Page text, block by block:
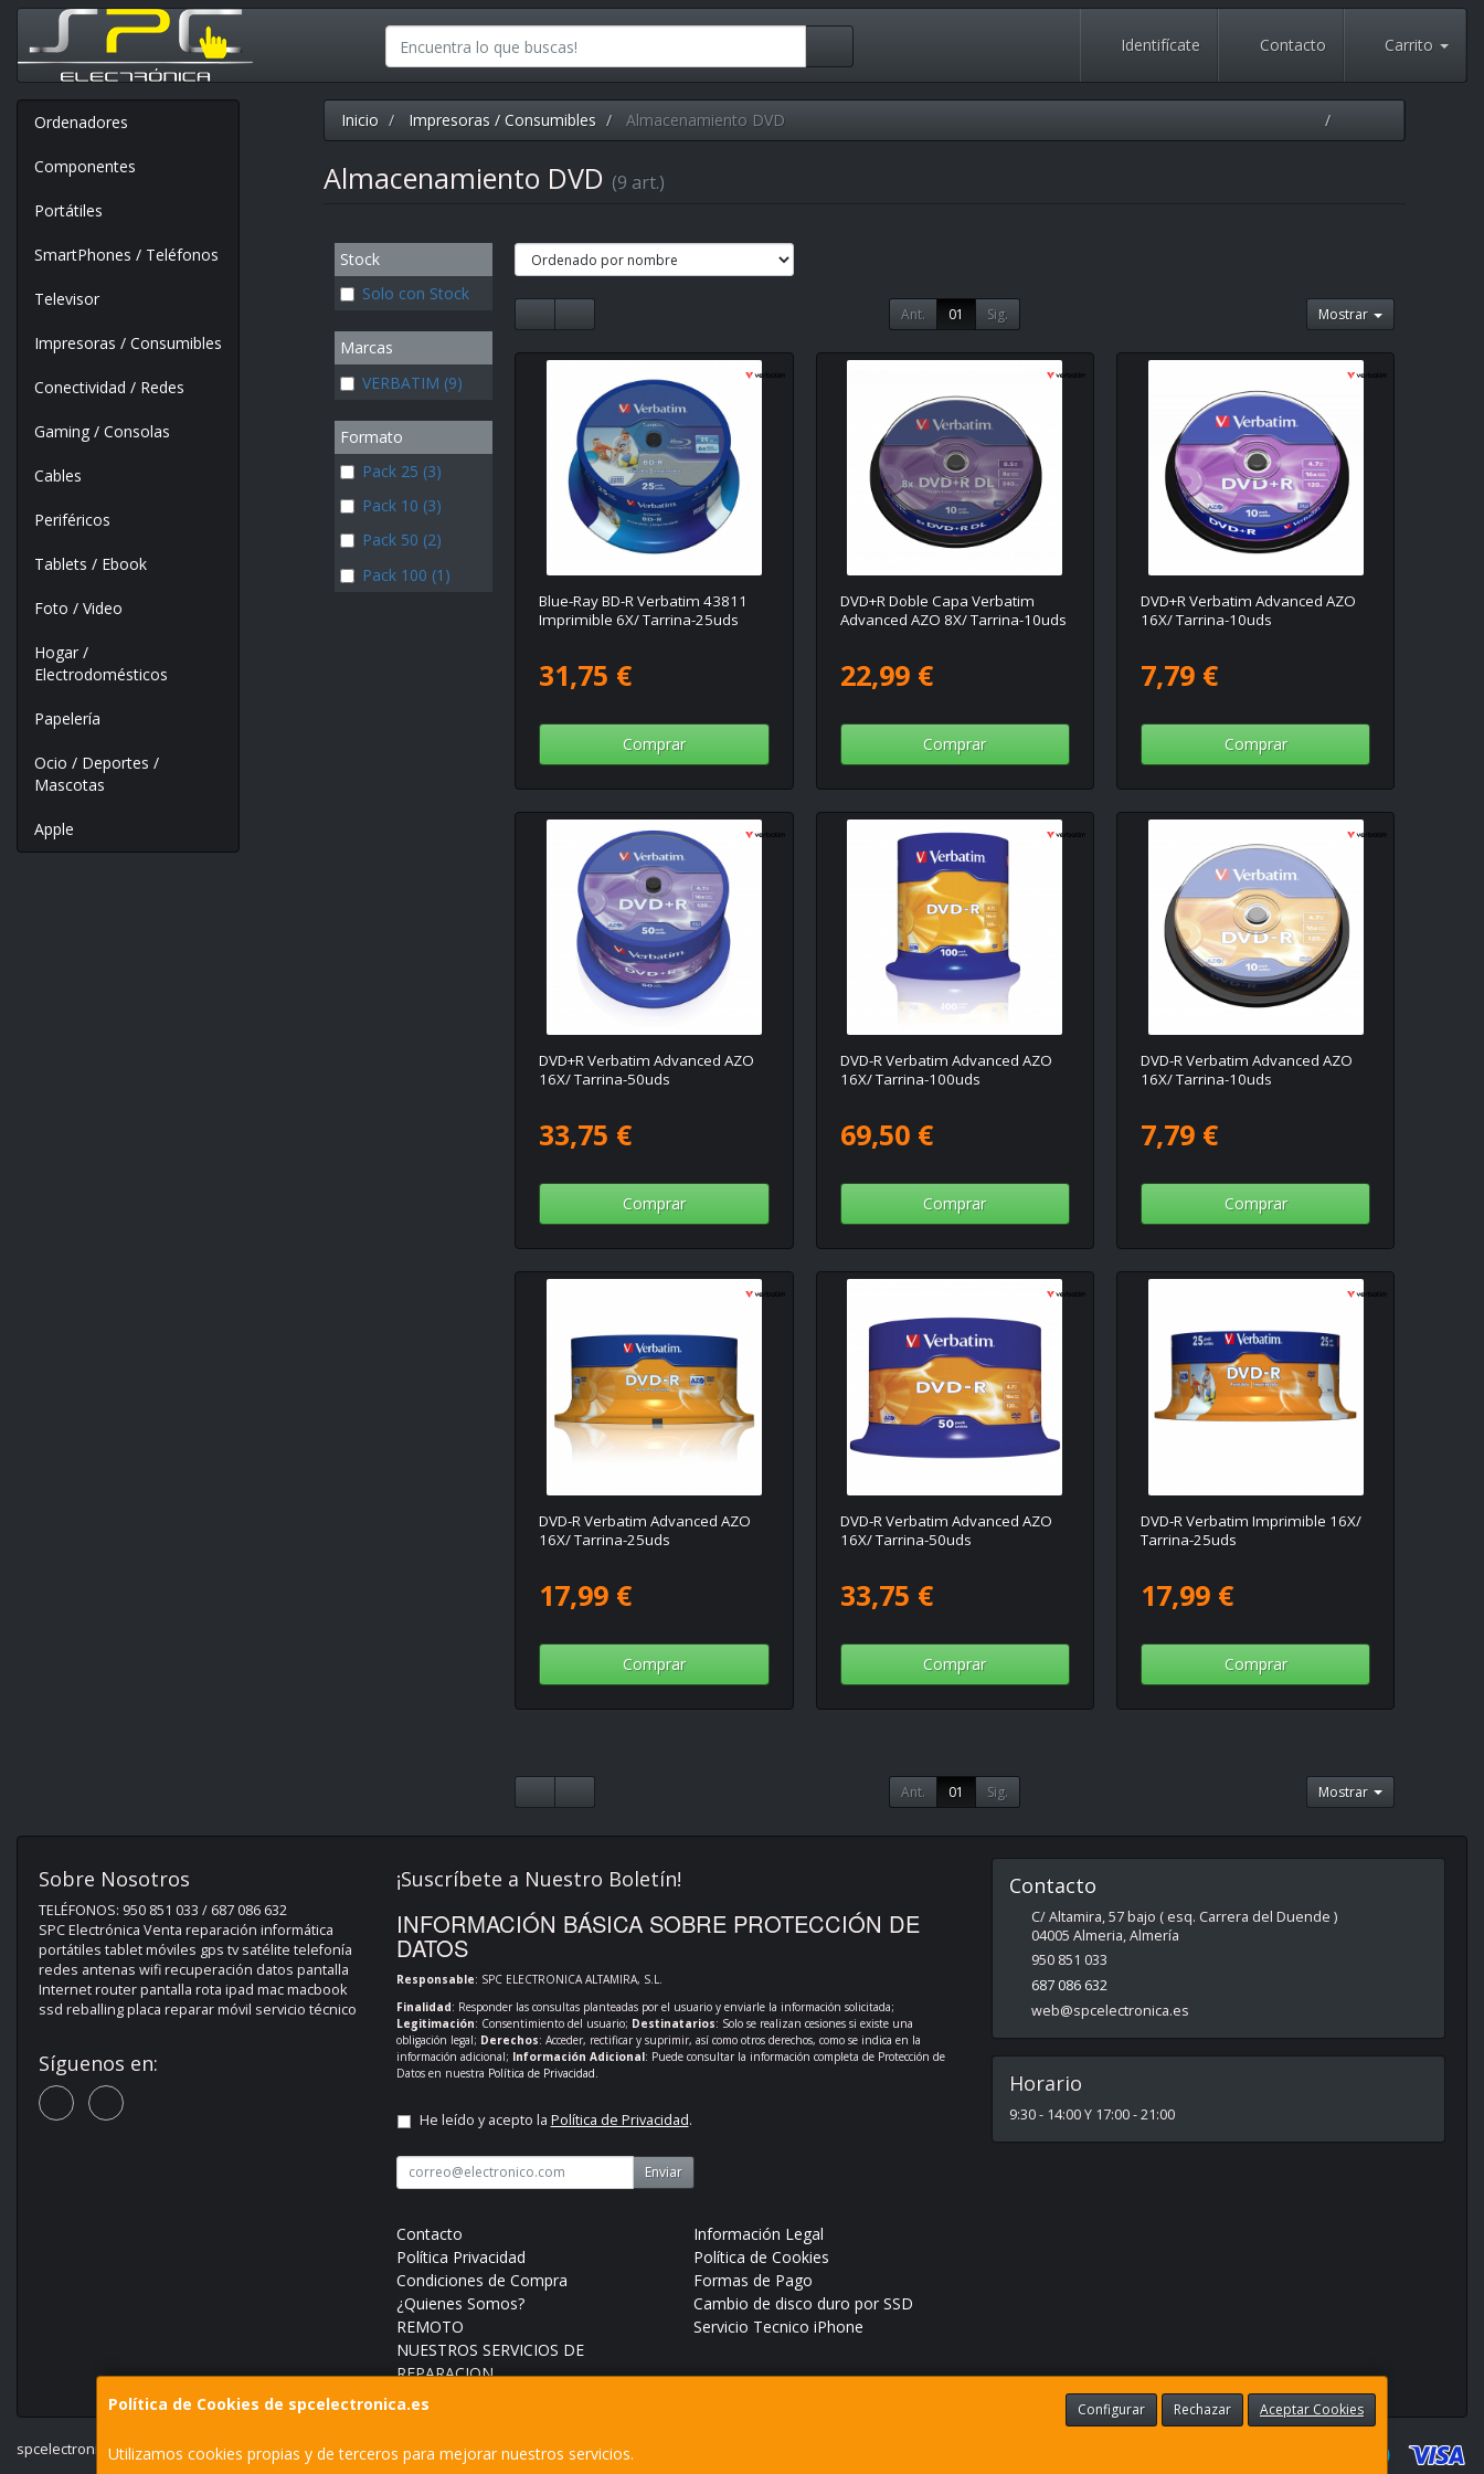
Identifícate Contacto Carrito
Ordenadores
Componentes
Portátiles
SmartPhones / Teléfonos
Televisor
Impresoras / Consumibles
Conectividad / Redes
Gaming / Consolas
Cables
Periféricos
Tablets / Ebook
Foto / Video
Hogar /
Electrodomésticos
Papelería
Ocio / Deportes /
Mascotas
Apple
Inicio Impresoras / Consumibles Almacenamiento DVD
Almacenamiento DVD (9 art.)
Stock
Solo con Stock
Marcas
VERBATIM (9)
Formato
Pack 25 (3)
Pack 10 (3)
Pack 50 (2)
Pack 100 (1)
Ant. 01 Sig. Mostrar
Blue-Ray BD-R Verbatim 43811
Imprimible 6X/ Tarrina-25uds
31,75 €
Comprar
DVD+R Doble Capa Verbatim
Advanced AZO 8X/ Tarrina-10uds
22,99 €
Comprar
DVD+R Verbatim Advanced AZO
16X/ Tarrina-10uds
7,79 €
Comprar
DVD+R Verbatim Advanced AZO
16X/ Tarrina-50uds
33,75 €
Comprar
DVD-R Verbatim Advanced AZO
16X/ Tarrina-100uds
69,50 €
Comprar
DVD-R Verbatim Advanced AZO
16X/ Tarrina-10uds
7,79 €
Comprar
DVD-R Verbatim Advanced AZO
16X/ Tarrina-25uds
17,99 €
Comprar
DVD-R Verbatim Advanced AZO
16X/ Tarrina-50uds
33,75 €
Comprar
DVD-R Verbatim Imprimible 16X/
Tarrina-25uds
17,99 €
Comprar
Ant. 01 Sig. Mostrar
Política de Cookies de spcelectronica.es Configurar Rechazar Aceptar Cookies
Utilizamos cookies propias y de terceros para mejorar nuestros servicios.
Sobre Nosotros
TELÉFONOS: 950 851 033 / 687 086 632
SPC Electrónica Venta reparación informática
portátiles tablet móviles gps tv satélite telefonía
redes antenas wifi recuperación datos pantalla
Internet router pantalla rota ipad mac macbook
ssd reballing placa reparar móvil servicio técnico
Síguenos en:
¡Suscríbete a Nuestro Boletín!
INFORMACIÓN BÁSICA SOBRE PROTECCIÓN DE
DATOS
Responsable: SPC ELECTRONICA ALTAMIRA, S.L.
Finalidad: Responder las consultas planteadas por el usuario y enviarle la información solicitada;
Legitimación: Consentimiento del usuario; Destinatarios: Solo se realizan cesiones si existe una
obligación legal; Derechos: Acceder, rectificar y suprimir, así como otros derechos, como se indica en la
información adicional; Información Adicional: Puede consultar la información completa de Protección de
Datos en nuestra Política de Privacidad
He leído y acepto la Política de Privacidad.
Enviar
Contacto
Información Legal
Política Privacidad
Política de Cookies
Condiciones de Compra
Formas de Pago
¿Quienes Somos?
Cambio de disco duro por SSD
REMOTO
Servicio Tecnico iPhone
NUESTROS SERVICIOS DE
REPARACION
Contacto
C/ Altamira, 57 bajo ( esq. Carrera del Duende )
04005 Almeria,Almería
950 851 033
687 086 632
web@spcelectronica.es
Horario
9:30 - 14:00 Y 17:00 - 21:00
spcelectronica.es © 2026